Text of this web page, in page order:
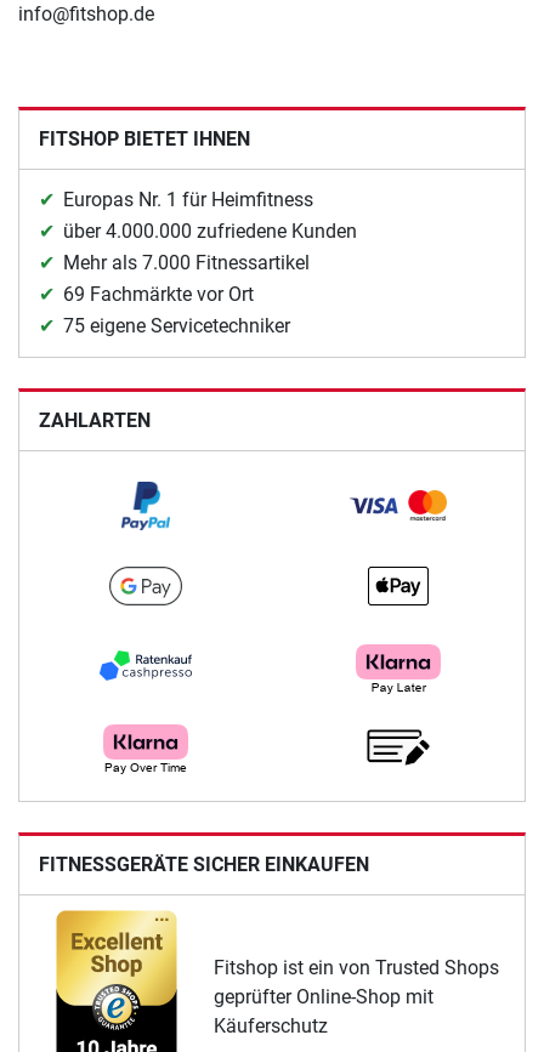
info@fitshop.de
FITSHOP BIETET IHNEN
Europas Nr. 1 für Heimfitness
über 4.000.000 zufriedene Kunden
Mehr als 7.000 Fitnessartikel
69 Fachmärkte vor Ort
75 eigene Servicetechniker
ZAHLARTEN
FITNESSGERÄTE SICHER EINKAUFEN
Fitshop ist ein von Trusted Shops
geprüfter Online-Shop mit
Käuferschutz